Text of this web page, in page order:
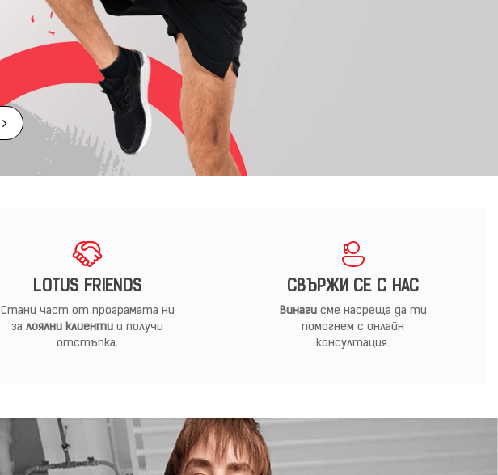
LOTUS FRIENDS
Стани част от програмата ни
залоялни клиенти и получи
отстъпка.
СВЪРЖИ СЕ С НАС
Винагисме насреща да ти
помогнем с онлайн
консултация.